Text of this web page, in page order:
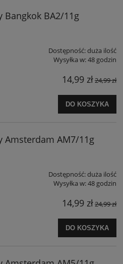
Bangkok BA2/11g
Dostępność:duża ilość
Wysyłka w:48 godzin
14,99 zł24,99 zł
DO KOSZYKA
Amsterdam AM7/11g
Dostępność:duża ilość
Wysyłka w:48 godzin
14,99 zł24,99 zł
DO KOSZYKA